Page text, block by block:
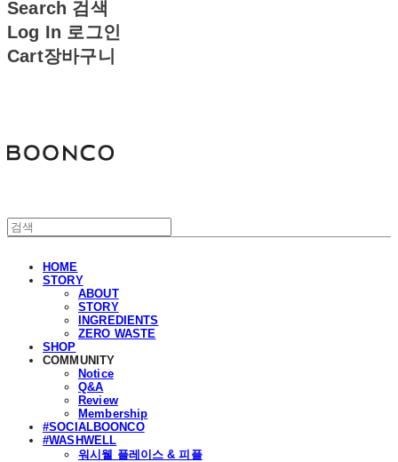
Search 검색
Log In 로그인
Cart장바구니
HOME
STORY
ABOUT
STORY
INGREDIENTS
ZERO WASTE
SHOP
COMMUNITY
Notice
Q&A
Review
Membership
#SOCIALBOONCO
#WASHWELL
워시웰 플레이스 & 피플